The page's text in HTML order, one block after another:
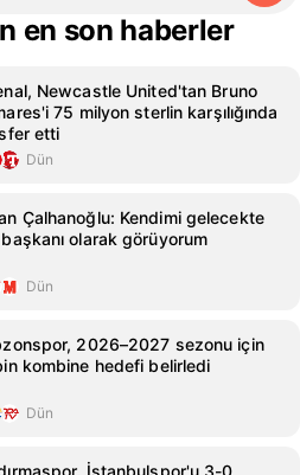
en son haberler
Newcastle United'tan Bruno
75 milyon sterlin karşılığında
etti
Dün
Çalhanoğlu: Kendimi gelecekte
olarak görüyorum
Dün
2026–2027 sezonu için
kombine hedefi belirledi
Dün
İstanbulspor'u 3-0